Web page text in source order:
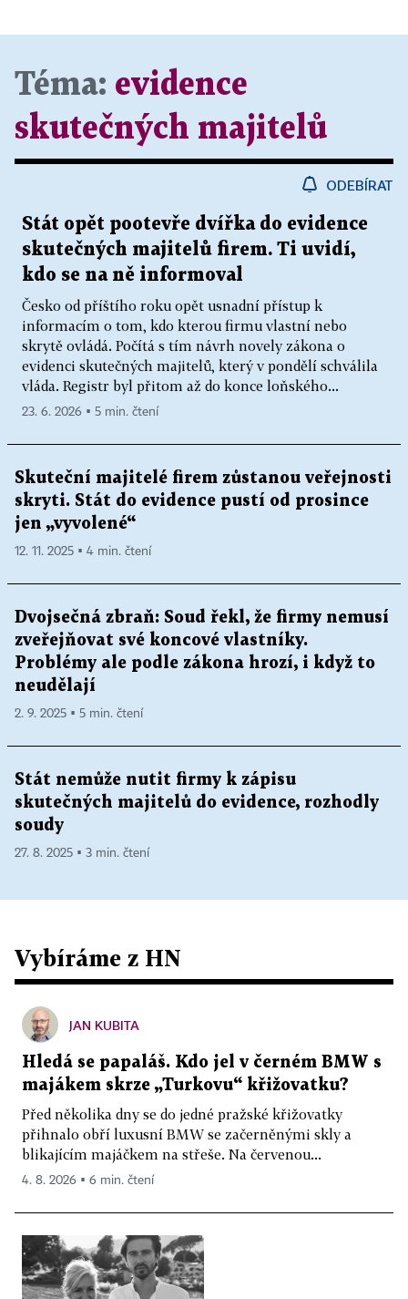
Téma: evidence
skutečných majitelů
ODEBÍRAT
Stát opět pootevře dvířka do evidence
skutečných majitelů firem. Ti uvidí,
kdo se na ně informoval
Česko od příštího roku opět usnadní přístup k
informacím o tom, kdo kterou firmu vlastní nebo
skrytě ovládá. Počítá s tím návrh novely zákona o
evidenci skutečných majitelů, který v pondělí schválila
vláda. Registr byl přitom až do konce loňského...
23. 6. 2026 ▪ 5 min. čtení
Skuteční majitelé firem zůstanou veřejnosti
skryti. Stát do evidence pustí od prosince
jen „vyvolené“
12. 11. 2025 ▪ 4 min. čtení
Dvojsečná zbraň: Soud řekl, že firmy nemusí
zveřejňovat své koncové vlastníky.
Problémy ale podle zákona hrozí, i když to
neudělají
2. 9. 2025 ▪ 5 min. čtení
Stát nemůže nutit firmy k zápisu
skutečných majitelů do evidence, rozhodly
soudy
27. 8. 2025 ▪ 3 min. čtení
Vybíráme z HN
JAN KUBITA
Hledá se papaláš. Kdo jel v černém BMW s
majákem skrze „Turkovu“ křižovatku?
Před několika dny se do jedné pražské křižovatky
přihnalo obří luxusní BMW se začerněnými skly a
blikajícím majáčkem na střeše. Na červenou...
4. 8. 2026 ▪ 6 min. čtení